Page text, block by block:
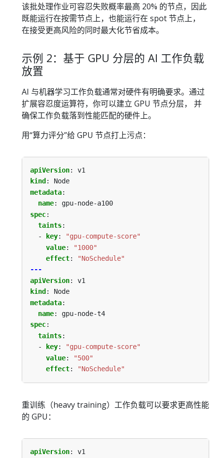
该批处理作业可容忍失败概率最高 20% 的节点，因此
既能运行在按需节点上，也能运行在 spot 节点上，
在接受更高风险的同时最大化节省成本。
示例 2：基于 GPU 分层的 AI 工作负载
放置
AI 与机器学习工作负载通常对硬件有明确要求。通过
扩展容忍度运算符，你可以建立 GPU 节点分层， 并
确保工作负载落到性能匹配的硬件上。
用“算力评分”给 GPU 节点打上污点：
apiVersion:
v1
kind :
Node
metadata:
name:
gpu-node-a100
spec:
taints:
-
key:
"gpu-compute-score"
value:
"1000"
effect:
"NoSchedule"
---
apiVersion:
v1
kind :
Node
metadata:
name:
gpu-node-t4
spec:
taints:
-
key:
"gpu-compute-score"
value:
"500"
effect: "NoSchedule"
重训练（heavy training）工作负载可以要求更高性能
的 GPU：
apiVersion:
v1